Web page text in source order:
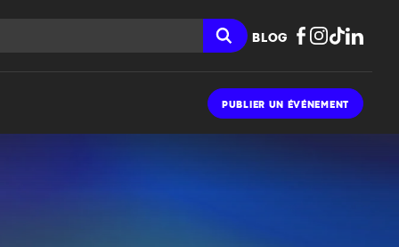
BLOG
PUBLIER UN ÉVÉNEMENT